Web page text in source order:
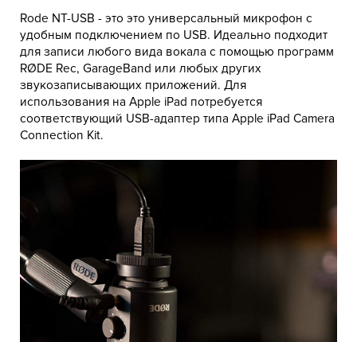
Rode NT-USB - это это универсальный микрофон с
удобным подключением по USB. Идеально подходит
для записи любого вида вокала с помощью программ
RØDE Rec, GarageBand или любых других
звукозаписывающих приложений. Для
использования на Apple iPad потребуется
соответствующий USB-адаптер типа Apple iPad Camera
Connection Kit.